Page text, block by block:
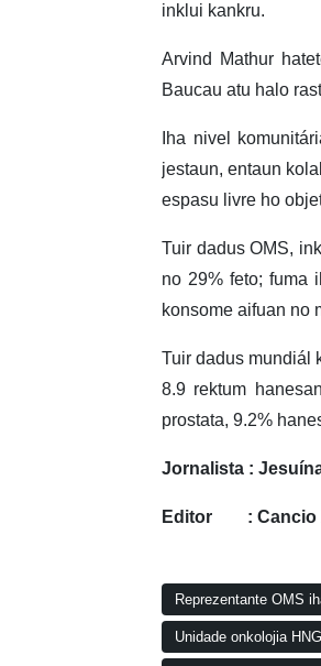
inklui kankru.
Arvind Mathur
Baucau atu halo
Iha nivel
jestaun, entaun
espasu livre ho
Tuir dadus OMS,
no 29% feto; fuma
konsome aifuan no
Tuir dadus mundiál
8.9 rektum
prostata, 9.2%
Jornalista :
Editor : Cancio
Reprezentante OMS
Unidade onkolojia